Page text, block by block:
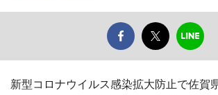
新型コロナウイルス感染拡大防止で佐賀